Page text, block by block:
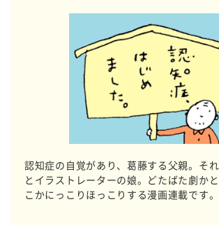
認知症の自覚があり、葛藤する父親。そ
とイラストレーターの娘。どたばた劇か
こかにっこりほっこりする漫画連載です。